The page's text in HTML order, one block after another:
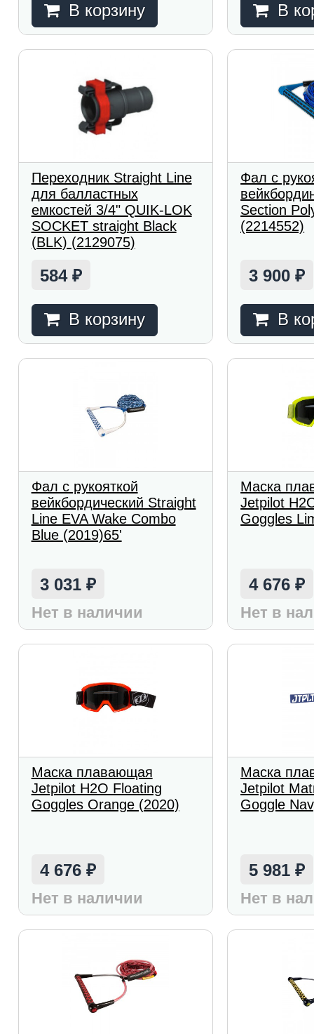
В корзину В
Переходник Straight Line
для балластных
емкостей 3/4" QUIK-LOK
SOCKET straight Black
(BLK) (2129075)
584 ₽
В корзину
Фал с
Section
(2214552)
3 900₽
В
Фал с рукояткой
вейкбордический Straight
Line EVA Wake Combo
Blue (2019)65'
3 031 ₽
Нет в наличии
Маска
Jetpilot
Goggles
4 676₽
Нет в
Маска плавающая
Jetpilot H2O Floating
Goggles Orange (2020)
4 676 ₽
Нет в наличии
Маска
Jetpilot
Goggle
5 981₽
Нет в